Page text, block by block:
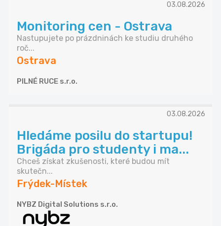
03.08.2026
Monitoring cen - Ostrava
Nastupujete po prázdninách ke studiu druhého
roč...
Ostrava
PILNÉ RUCE s.r.o.
03.08.2026
Hledáme posilu do startupu!
Brigáda pro studenty i ma...
Chceš získat zkušenosti, které budou mít
skutečn...
Frýdek-Místek
NYBZ Digital Solutions s.r.o.